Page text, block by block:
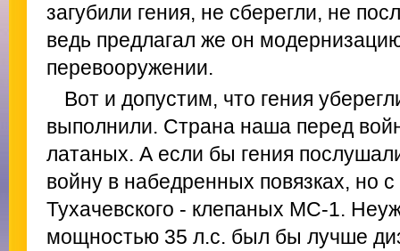
загубили гения, не сберегли, не
ведь предлагал же он
перевооружении.
Вот и допустим, что гения
выполнили. Страна наша перед
латаных. А если бы гения
войну в набедренных повязках, но
Тухачевского - клепаных МС-1.
мощностью 35 л.с. был бы лучше